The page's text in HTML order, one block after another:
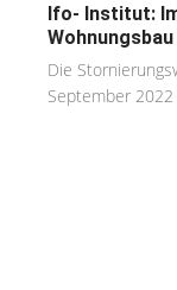
Ifo- Institut:
Wohnungsbau
Die
September 2022